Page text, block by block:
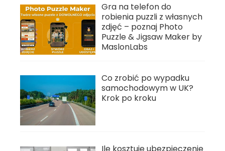
Gra na telefon do
robienia puzzli z własnych
zdjęć – poznaj Photo
Puzzle & Jigsaw Maker by
MaslonLabs
Co zrobić po wypadku
samochodowym w UK?
Krok po kroku